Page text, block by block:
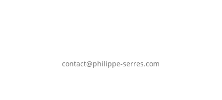
contact@philippe-serres.com